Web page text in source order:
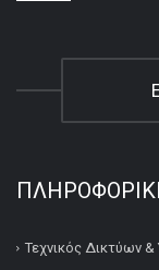
Τεχνικός Δικτύων